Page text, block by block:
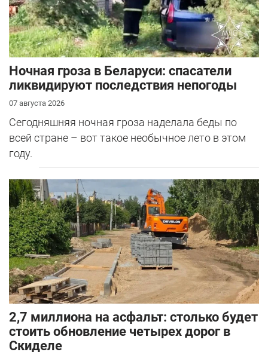
Ночная гроза в Беларуси: спасатели
ликвидируют последствия непогоды
07 августа 2026
Сегодняшняя ночная гроза наделала беды по
всей стране – вот такое необычное лето в этом
году.
2,7 миллиона на асфальт: столько будет
стоить обновление четырех дорог в
Скиделе